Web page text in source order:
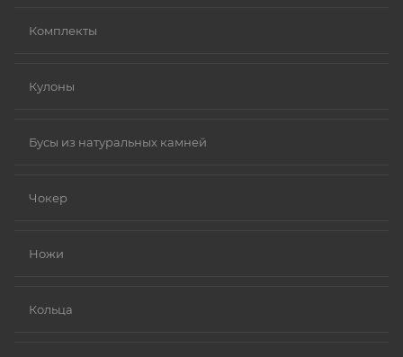
Комплекты
Кулоны
Бусы из натуральных камней
Чокер
Ножи
Кольца